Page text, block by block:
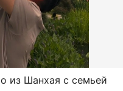
из Шанхая с семьей